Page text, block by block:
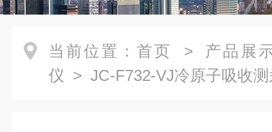
当前位置： 首页 > 产品展
仪 > JC-F732-VJ冷原子吸收